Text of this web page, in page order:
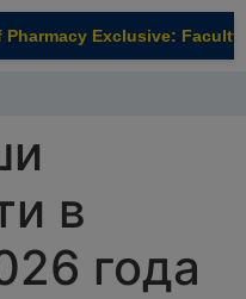
Exclusive: Faculty
в
года
check